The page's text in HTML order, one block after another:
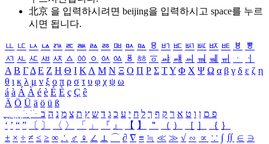
北京 을 입력하시려면 beijing을 입력하시고 space를 누르
시면 됩니다.
ㅥ ㅦ ㅧ ㅨ ㅩ ㅪ ㅫ ㅬ ㅭ ㅮ ㅯ ㅰ ㅱ ㅲ ㅳ ㅴ ㅵ ㅶ ㅷ ㅸ
ㅹ
ㅺ ㅻ ㅼ ㅽ ㅾ ㅿ ㆀ ㆁ ㆂ ㆃ ㆄ ㆅ ㆆ ㆇ ㆈ ㆉ ㆊ ㆋ ㆌ ㆍ
ㆎ
Α Β ΓΔ Ε Ζ Η Θ Ι ΚΛ Μ Ν Ξ Ο Π Ρ Σ ΤΥ Φ Χ Ψ Ω α β γ δ ε ζ η
θ ι κ λ μ ν ξ ο π ρ σ τ υ φ χ ψ ω
á à Á À é è É È ç Ç ê
Ä Ö Ü ä ö ü ß
ִֶֹ ֻּ ׁׂ פ ם ן ו ט א ר ק ף ך ל ח י ע כ ג ד ש ץ ת צ מ נ ה ב
‘ ’ “ ” 〔 〕 〈 〉 「 」 『 』 【 】 ＂ （ ） ［ ］ ｛ ｝
± × ÷ ≠ ≤ ≥ ∞ ∴ ♂ ♀ ∠ ⊥ ⌒ ∂ ∇ ≡ ≒ ≪ ≫ √ ∽ ∝ ∵ ∫ ∬ ∈ ∋